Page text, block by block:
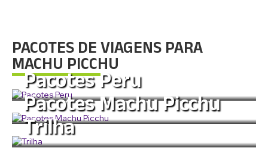
PACOTES DE VIAGENS PARA
MACHU PICCHU
Pacotes Peru
Mais Informação
Pacotes Machu Picchu
Mais Informação
Trilha